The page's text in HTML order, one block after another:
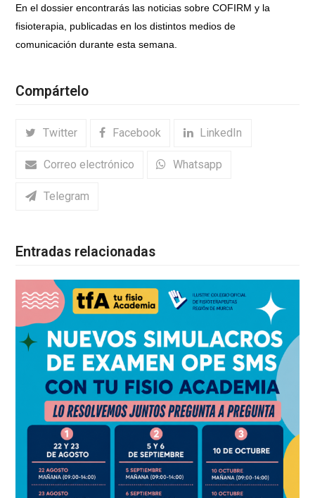
En el dossier encontrarás las noticias sobre COFIRM y la
fisioterapia, publicadas en los distintos medios de
comunicación durante esta semana.
Compártelo
Twitter Facebook LinkedIn
Correo electrónico Whatsapp
Telegram
Entradas relacionadas